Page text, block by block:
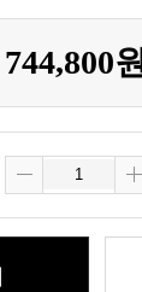
744,800원